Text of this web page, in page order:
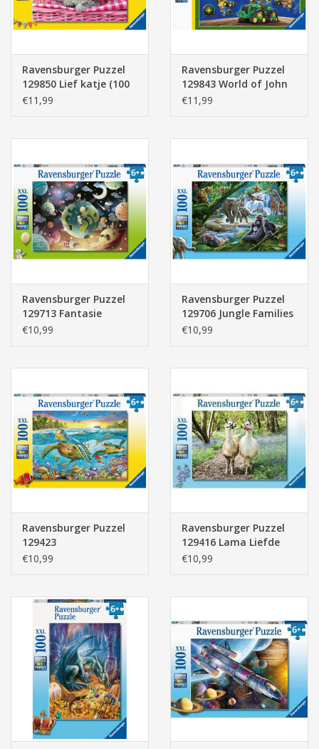
Ravensburger Puzzel
129850 Lief katje (100
Stukjes)
€11,99
Ravensburger Puzzel
129843 World of John
Deere (300 Stukjes)
€11,99
Ravensburger Puzzel
129713 Fantasie
Planeten 100 stukjes
€10,99
Ravensburger Puzzel
129706 Jungle Families
100 stukjes XXL
€10,99
Ravensburger Puzzel
129423
Zeeschildpadden 100
€10,99
Ravensburger Puzzel
129416 Lama Liefde
100 stukjes XXL
€10,99